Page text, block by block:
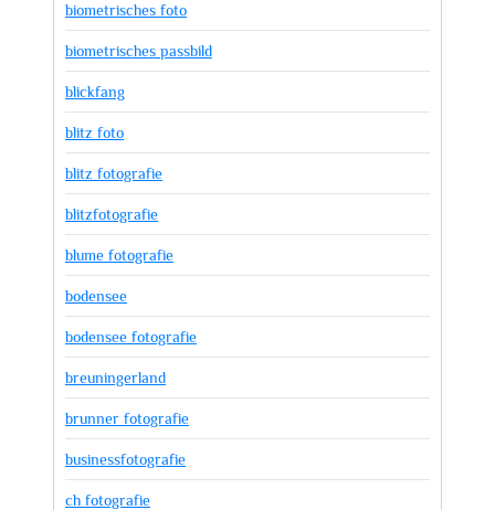
biometrisches foto
biometrisches passbild
blickfang
blitz foto
blitz fotografie
blitzfotografie
blume fotografie
bodensee
bodensee fotografie
breuningerland
brunner fotografie
businessfotografie
ch fotografie